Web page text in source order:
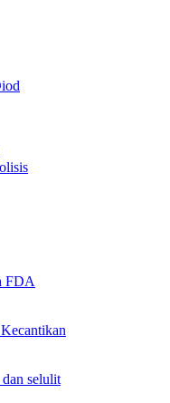
FDA
selulit